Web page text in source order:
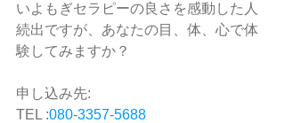
いよもぎセラピーの良さを感動した人
続出ですが、あなたの目、体、心で体
験してみますか？
申し込み先:
TEL :080-3357-5688